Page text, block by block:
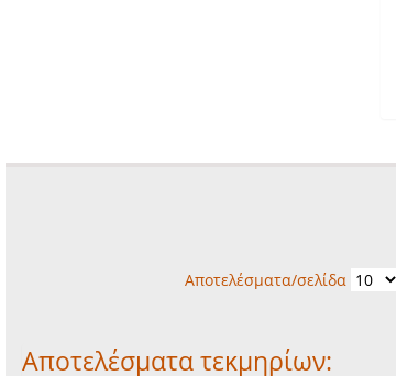
Αποτελέσματα/σελίδα
Αποτελέσματα τεκμηρίων: